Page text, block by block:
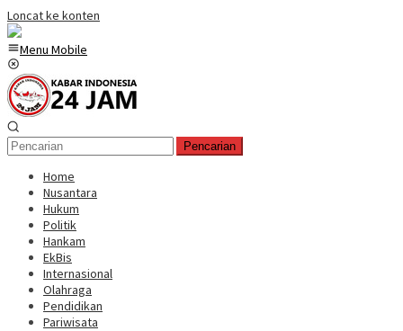
Loncat ke konten
Menu Mobile
Pencarian
Home
Nusantara
Hukum
Politik
Hankam
EkBis
Internasional
Olahraga
Pendidikan
Pariwisata